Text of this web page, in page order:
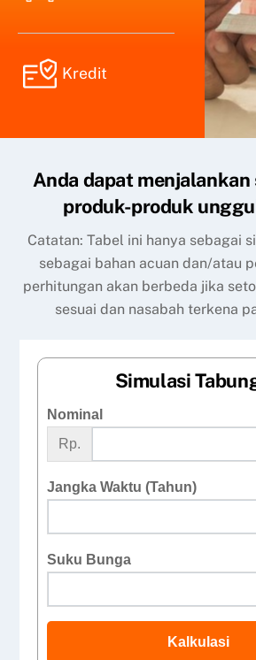
Kredit
Anda dapat
produk-produk
Catatan: Tabel ini hanya sebagai
sebagai bahan acuan dan/atau
perhitungan akan berbeda jika
sesuai dan nasabah terkena
Simulasi
Nominal
Rp.
Jangka Waktu (Tahun)
Suku Bunga
Kalkulasi